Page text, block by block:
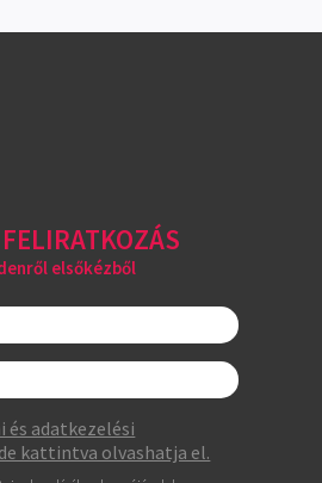
elsőkézből
és adatkezelési
kattintva olvashatja el.